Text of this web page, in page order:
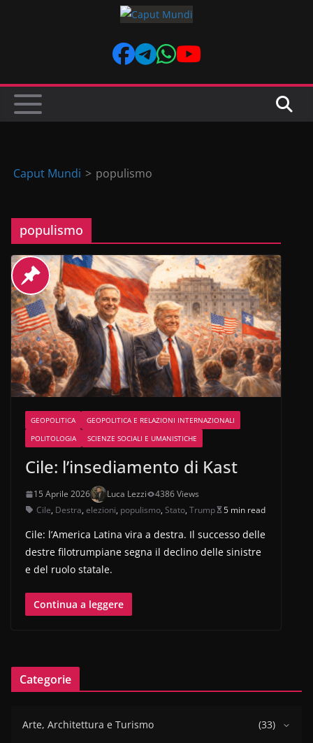
Caput Mundi > populismo
populismo
GEOPOLITICA
GEOPOLITICA E RELAZIONI INTERNAZIONALI
POLITOLOGIA
SCIENZE SOCIALI E UMANISTICHE
Cile: l’insediamento di Kast
15 Aprile 2026 Luca Lezzi
4386 Views
Cile, Destra, elezioni, populismo, Stato, Trump 5 min read
Cile: l’America Latina vira a destra. Il successo delle
destre filotrumpiane segna il declino delle sinistre
e del ruolo statale.
Continua a leggere
Categorie
Arte, Architettura e Turismo
(33)